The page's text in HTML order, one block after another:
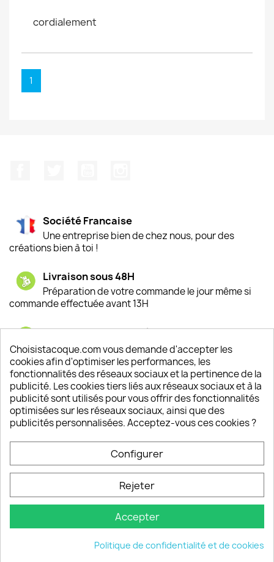
cordialement
1
Société Francaise
Une entreprise bien de chez nous, pour des
créations bien à toi !
Livraison sous 48H
Préparation de votre commande le jour même si
commande effectuée avant 13H
Satisfaction de nos clients
Depuis 2009, entre 92% et 94% de nos clients
sont satisfaits de nos produits
Un SAV à votre écoute
Notre SAV est disponible 6/7J de 10h à 18H
keyboard_arrow_down
Choisistacoque.com vous demande d'accepter les
cookies afin d'optimiser les performances, les
fonctionnalités des réseaux sociaux et la pertinence de la
publicité. Les cookies tiers liés aux réseaux sociaux et à la
publicité sont utilisés pour vous offrir des fonctionnalités
optimisées sur les réseaux sociaux, ainsi que des
publicités personnalisées. Acceptez-vous ces cookies ?
Configurer
Rejeter
Accepter
Politique de confidentialité et de cookies